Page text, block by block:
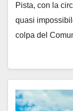
Pista, con la
quasi
colpa del